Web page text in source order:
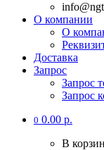
О компании
О
Доставка
Запрос
Запрос
Запрос
0 0.00 р.
В